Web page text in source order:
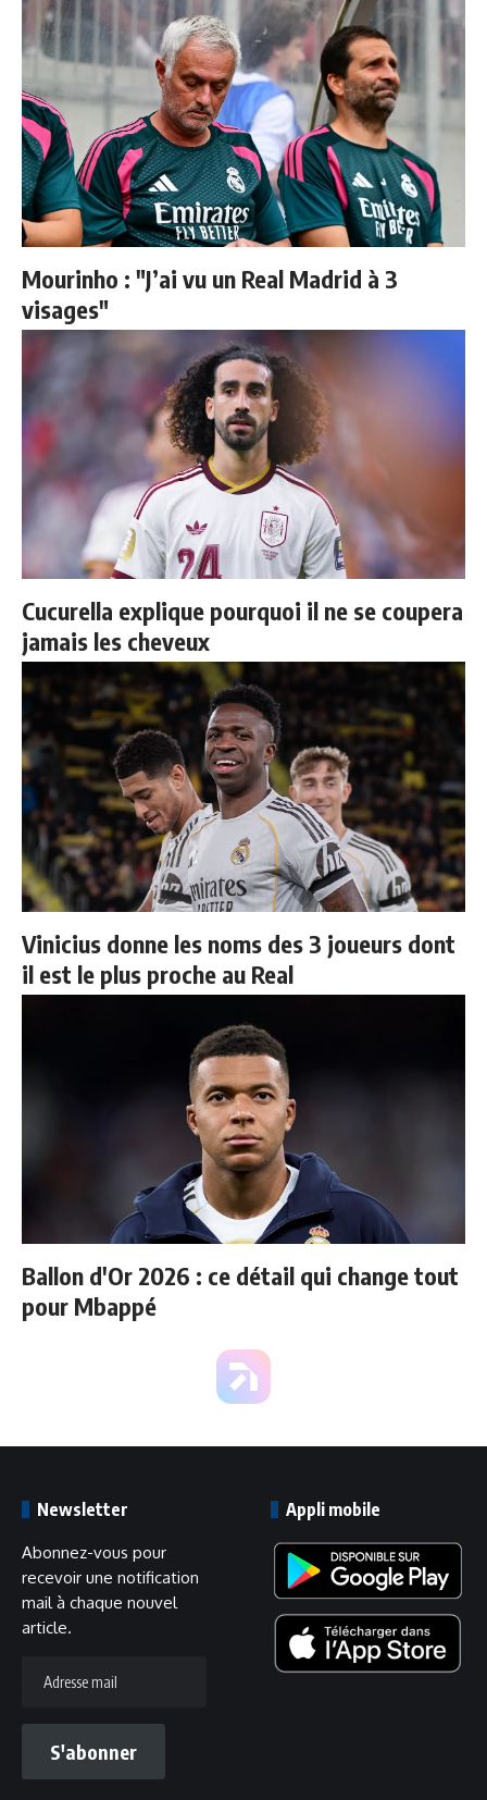
Mourinho : "J’ai vu un Real Madrid à 3
visages"
Cucurella explique pourquoi il ne se coupera
jamais les cheveux
Vinicius donne les noms des 3 joueurs dont
il est le plus proche au Real
Ballon d'Or 2026 : ce détail qui change tout
pour Mbappé
Newsletter
Abonnez-vous pour
recevoir une notification
mail à chaque nouvel
article.
mail
S'abonner
Appli mobile